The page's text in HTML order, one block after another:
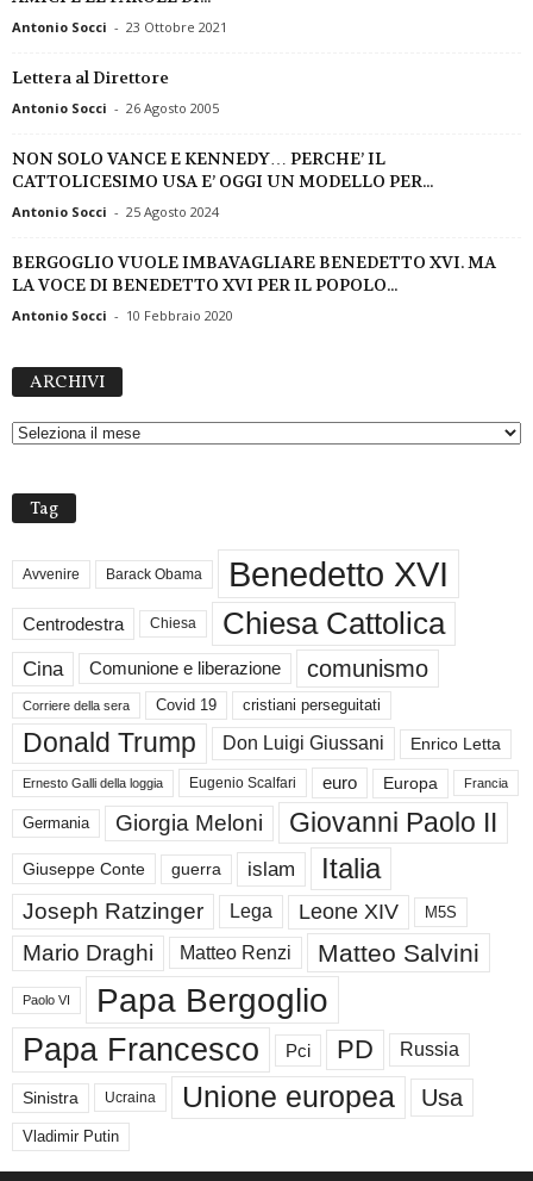
Antonio Socci - 23 Ottobre 2021
Lettera al Direttore
Antonio Socci - 26 Agosto 2005
NON SOLO VANCE E KENNEDY… PERCHE’ IL
CATTOLICESIMO USA E’ OGGI UN MODELLO PER...
Antonio Socci - 25 Agosto 2024
BERGOGLIO VUOLE IMBAVAGLIARE BENEDETTO XVI. MA
LA VOCE DI BENEDETTO XVI PER IL POPOLO...
Antonio Socci - 10 Febbraio 2020
ARCHIVI
H
Tag
Avvenire Barack Obama Benedetto XVI
Centrodestra Chiesa Chiesa Cattolica
Cina Comunione e liberazione comunismo
Corriere della sera Covid 19 cristiani perseguitati
Donald Trump Don Luigi Giussani Enrico Letta
Ernesto Galli della loggia Eugenio Scalfari euro Europa Francia
Germania Giorgia Meloni Giovanni Paolo II
Giuseppe Conte guerra islam Italia
Joseph Ratzinger Lega Leone XIV M5S
Mario Draghi Matteo Renzi Matteo Salvini
Paolo VI Papa Bergoglio
Papa Francesco Pci PD Russia
Sinistra Ucraina Unione europea Usa
Vladimir Putin